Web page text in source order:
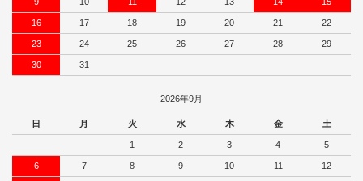
16 17 18 19 20 21 22
23 24 25 26 27 28 29
30 31
2026年9月
日 月 火 水 木 金 土
1 2 3 4 5
6 7 8 9 10 11 12